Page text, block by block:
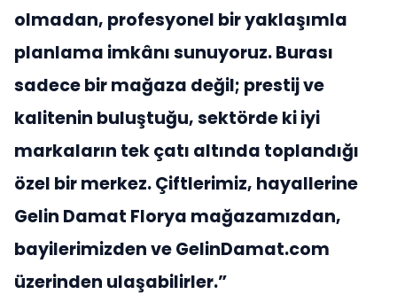
olmadan, profesyonel bir yaklaşımla
planlama imkânı sunuyoruz. Burası
sadece bir mağaza değil; prestij ve
kalitenin buluştuğu, sektörde ki iyi
markaların tek çatı altında toplandığı
özel bir merkez. Çiftlerimiz, hayallerine
Gelin Damat Florya mağazamızdan,
bayilerimizden ve GelinDamat.com
üzerinden ulaşabilirler.”